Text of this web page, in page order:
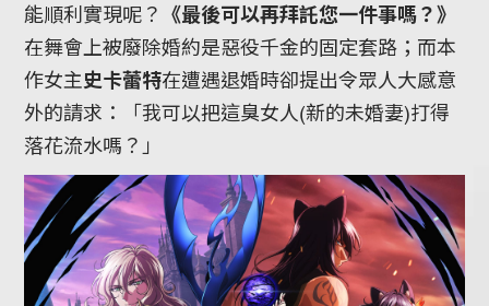
能順利實現呢？
《最後可以再拜託您一件事嗎？》
在舞會上被廢除婚約是惡役千金的固定套路；而本
作女主史卡蕾特在遭遇退婚時卻提出令眾人大感意
外的請求：「我可以把這臭女人(新的未婚妻)打得
落花流水嗎？」